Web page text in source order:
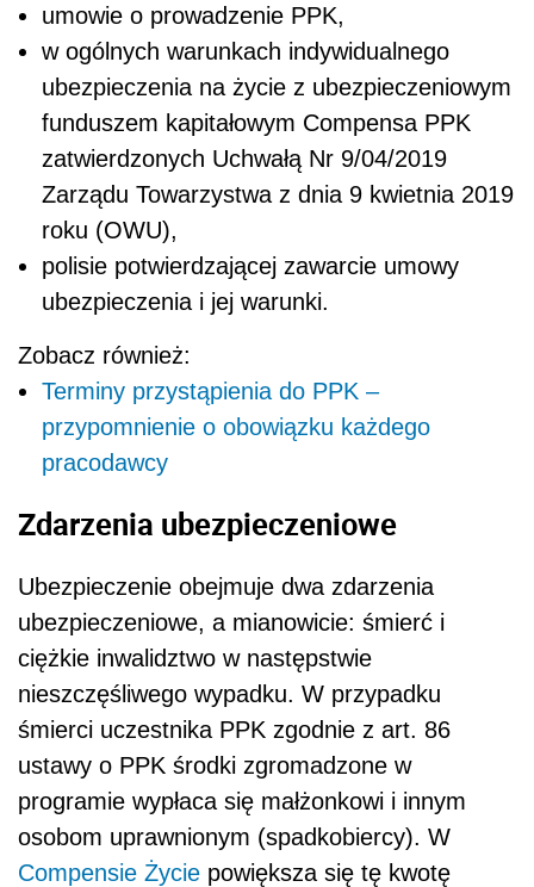
umowie o prowadzenie PPK,
w ogólnych warunkach indywidualnego
ubezpieczenia na życie z ubezpieczeniowym
funduszem kapitałowym Compensa PPK
zatwierdzonych Uchwałą Nr 9/04/2019
Zarządu Towarzystwa z dnia 9 kwietnia 2019
roku (OWU),
polisie potwierdzającej zawarcie umowy
ubezpieczenia i jej warunki.
Zobacz również:
Terminy przystąpienia do PPK –
przypomnienie o obowiązku każdego
pracodawcy
Zdarzenia ubezpieczeniowe
Ubezpieczenie obejmuje dwa zdarzenia
ubezpieczeniowe, a mianowicie: śmierć i
ciężkie inwalidztwo w następstwie
nieszczęśliwego wypadku. W przypadku
śmierci uczestnika PPK zgodnie z art. 86
ustawy o PPK środki zgromadzone w
programie wypłaca się małżonkowi i innym
osobom uprawnionym (spadkobiercy). W
Compensie Życie powiększa się tę kwotę